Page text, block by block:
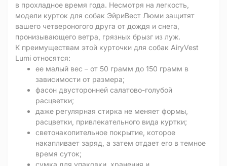
в прохладное время года. Несмотря на легкость,
модели курток для собак ЭйриВест Люми защитят
вашего четвероногого друга от дождя и снега,
пронизывающего ветра, грязных брызг из луж.
К преимуществам этой курточки для собак AiryVest
Lumi относятся:
ее малый вес – от 50 грамм до 150 грамм в
зависимости от размера;
фасон двусторонней салатово-голубой
расцветки;
даже регулярная стирка не меняет формы,
расцветки, привлекательного вида куртки;
светонакопительное покрытие, которое
накапливает заряд, а затем отдает его в темное
время суток;
сумка для упаковки, хранения и